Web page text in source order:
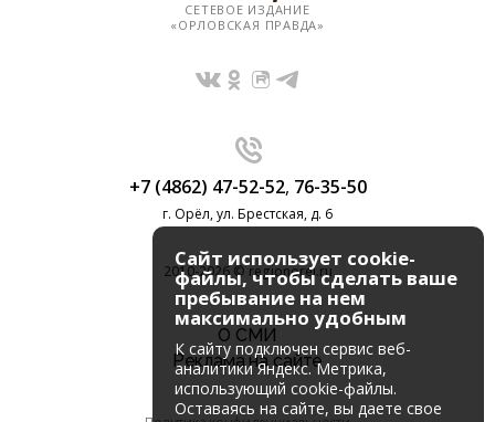
СЕТЕВОЕ ИЗДАНИЕ
«ОРЛОВСКАЯ ПРАВДА»
+7 (4862) 47-52-52, 76-35-50
г. Орёл, ул. Брестская, д. 6
2010-2026 © regionorel.ru
О СМИ
Реклама на сайте
Сайт использует cookie-
файлы, чтобы сделать ваше
пребывание на нем
максимально удобным
К cайту подключен сервис веб-
аналитики Яндекс. Метрика,
использующий cookie-файлы.
Оставаясь на сайте, вы даете свое